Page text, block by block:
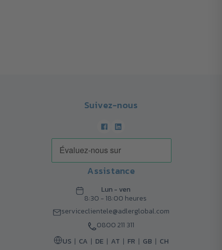
Suivez-nous
Assistance
Lun - ven
8:30 - 18:00 heures
serviceclientele@adlerglobal.com
0800 211 311
US
CA DE AT FR GB CH